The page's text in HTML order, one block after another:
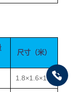
尺寸（米）
1.8×1.6×1.7